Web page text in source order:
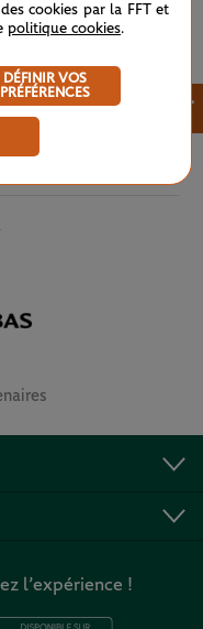
l’expérience !
cookies par la FFT et
politique cookies.
DÉFINIR VOS
PRÉFÉRENCES